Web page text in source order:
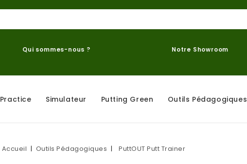
Qui sommes-nous ? Notre Showroom
Practice Simulateur Putting Green Outils Pédagogiques
Accueil Outils Pédagogiques PuttOUT Putt Trainer